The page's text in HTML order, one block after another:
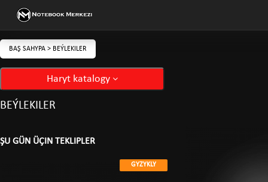
BAŞ SAHYPA > BEÝLEKILER
Haryt katalogy
BEÝLEKILER
ŞU GÜN ÜÇIN TEKLIPLER
GYZYKLY